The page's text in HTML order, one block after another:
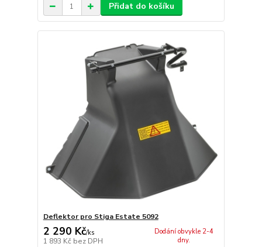
Přidat do košíku
Deflektor pro Stiga Estate 5092
2 290 Kč/ks
1 893 Kč bez DPH
Dodání obvykle 2-4
dny.